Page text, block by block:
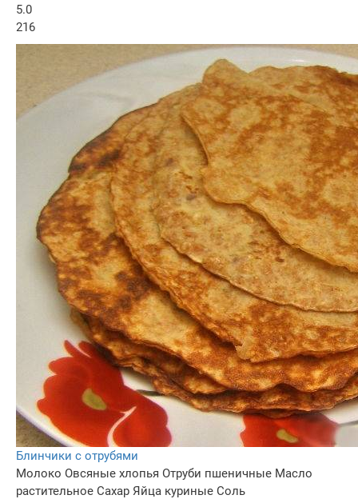
5.0
216
Блинчики с отрубями
Молоко Овсяные хлопья Отруби пшеничные Масло
растительное Сахар Яйца куриные Соль